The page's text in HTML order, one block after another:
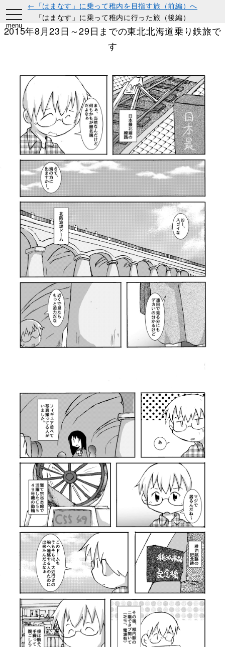
←「はまなす」に乗って稚内を目指す旅（前編）へ
「はまなす」に乗って稚内に行った旅（後編）
2015年8月23日～29日までの東北北海道乗り鉄旅で
す
toggle
navigation
menu